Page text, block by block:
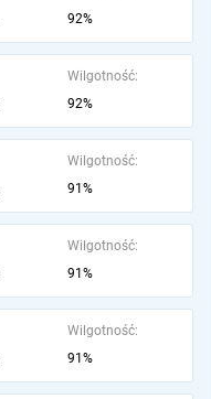
92%
Wilgotność:
92%
Wilgotność:
91%
Wilgotność:
91%
Wilgotność:
91%